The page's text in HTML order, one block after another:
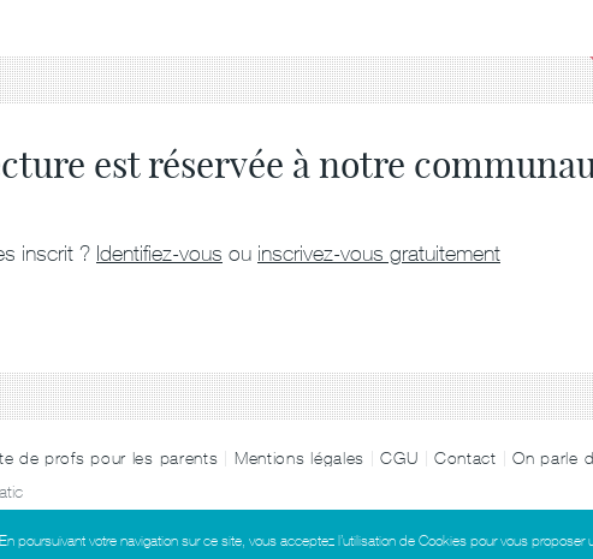
est réservée à notre
inscrit ? Identifiez-vous ou inscrivez-vous gratuitement
de profs pour les parents Mentions légales CGU Contact
On parle
En poursuivant votre navigation sur ce site, vous acceptez l’utilisation de Cookies pour vous